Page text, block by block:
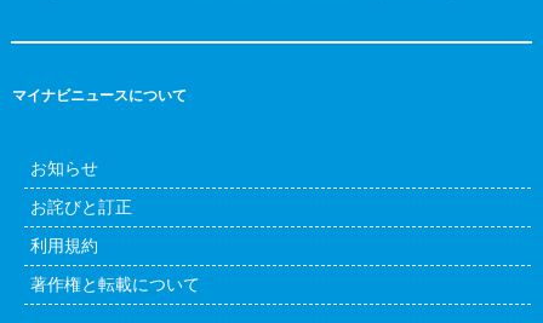
マイナビニュースについて
お知らせ
お詫びと訂正
利用規約
著作権と転載について